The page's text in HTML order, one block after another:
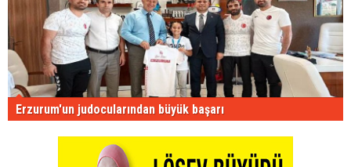
Erzurum'un judocularından büyük başarı